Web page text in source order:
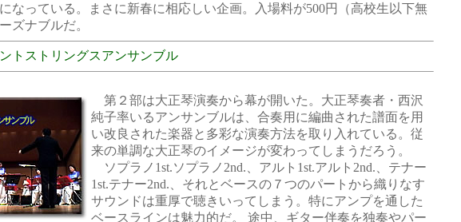
なっている。まさに新春に相応しい企画。入場料が500円（高校生以下無
ズナブルだ。
トストリングスアンサンブル
第２部は大正琴演奏から幕が開いた。大正琴奏者・西沢
純子率いるアンサンブルは、合奏用に編曲された譜面を用
い改良された楽器と多彩な演奏方法を取り入れている。従
来の単調な大正琴のイメージが変わってしまうだろう。
ソプラノ1st.ソプラノ2nd.、アルト1st.アルト2nd.、テナー
1st.テナー2nd.、それとベースの７つのパートから織りなす
サウンドは重厚で聴きいってしまう。特にアンプを通した
ベースラインは魅力的だ。 途中、ギター伴奏を独奏やパー